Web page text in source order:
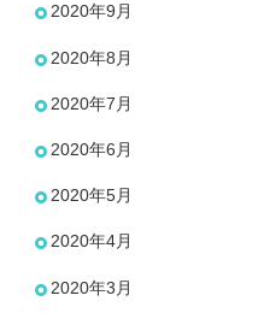
2020年9月
2020年8月
2020年7月
2020年6月
2020年5月
2020年4月
2020年3月